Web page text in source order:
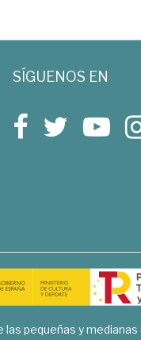
SÍGUENOS EN
las pequeñas y